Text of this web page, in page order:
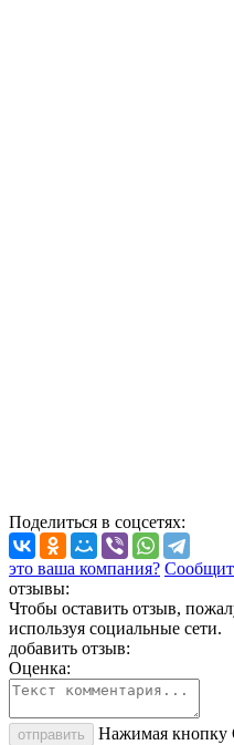
Поделиться в соцсетях:
это ваша компания?
отзывы:
Чтобы оставить отзыв,
используя социальные сети.
добавить отзыв:
Оценка:
отправить
Нажимая кнопку